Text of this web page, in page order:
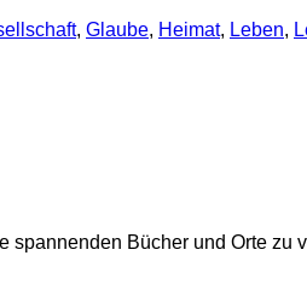
, Glaube, Heimat, Leben,
Bücher und Orte zu